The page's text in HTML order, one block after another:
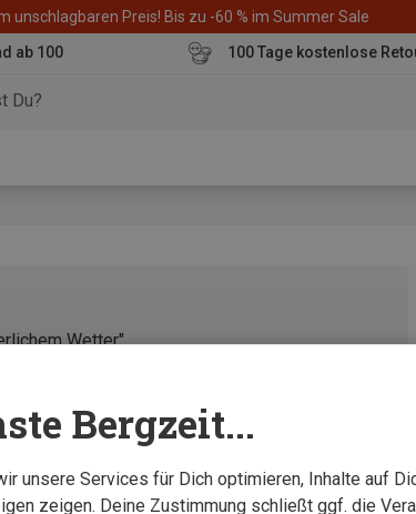
unschlagbaren Preis! Bis zu -60 % im Summer Sale
ab 100
100 Tage kostenlose
Wetter"
Bergzeit...
unsere Services für Dich optimieren, Inhalte auf
zeigen. Deine Zustimmung schließt ggf. die